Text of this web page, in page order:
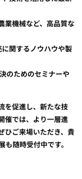
業機械など、高品質な
関するノウハウや製
のためのセミナーや
を促進し、新たな技
催では、より一層進
ひご来場いただき、貴
随時受付中です。